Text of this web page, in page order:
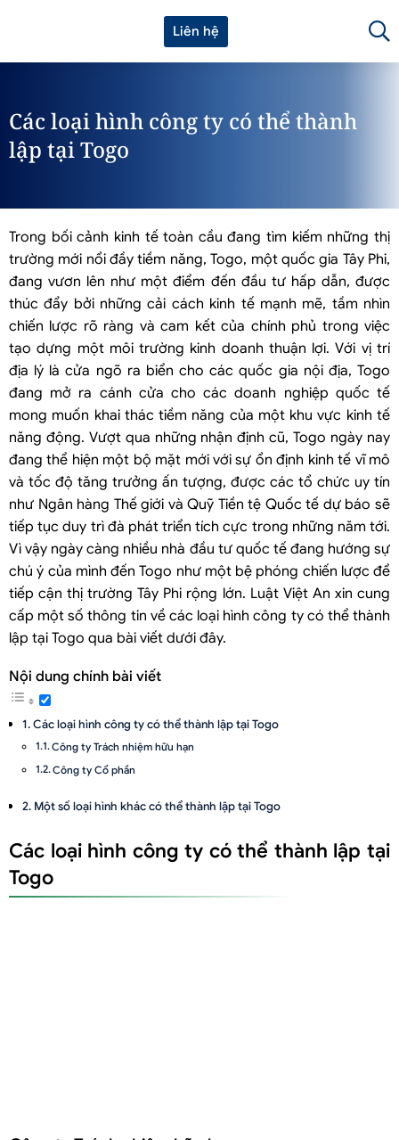
Liên hệ
Các loại hình công ty có thể thành
lập tại Togo
Trong bối cảnh kinh tế toàn cầu đang tìm kiếm những thị
trường mới nổi đầy tiềm năng, Togo, một quốc gia Tây Phi,
đang vươn lên như một điểm đến đầu tư hấp dẫn, được
thúc đẩy bởi những cải cách kinh tế mạnh mẽ, tầm nhìn
chiến lược rõ ràng và cam kết của chính phủ trong việc
tạo dựng một môi trường kinh doanh thuận lợi. Với vị trí
địa lý là cửa ngõ ra biển cho các quốc gia nội địa, Togo
đang mở ra cánh cửa cho các doanh nghiệp quốc tế
mong muốn khai thác tiềm năng của một khu vực kinh tế
năng động. Vượt qua những nhận định cũ, Togo ngày nay
đang thể hiện một bộ mặt mới với sự ổn định kinh tế vĩ mô
và tốc độ tăng trưởng ấn tượng, được các tổ chức uy tín
như Ngân hàng Thế giới và Quỹ Tiền tệ Quốc tế dự báo sẽ
tiếp tục duy trì đà phát triển tích cực trong những năm tới.
Vì vậy ngày càng nhiều nhà đầu tư quốc tế đang hướng sự
chú ý của mình đến Togo như một bệ phóng chiến lược để
tiếp cận thị trường Tây Phi rộng lớn. Luật Việt An xin cung
cấp một số thông tin về các loại hình công ty có thể thành
lập tại Togo qua bài viết dưới đây.
Nội dung chính bài viết
Các loại hình công ty có thể thành lập tại Togo
Công ty Trách nhiệm hữu hạn
Công ty Cổ phần
Một số loại hình khác có thể thành lập tại Togo
Các loại hình công ty có thể thành lập tại
Togo